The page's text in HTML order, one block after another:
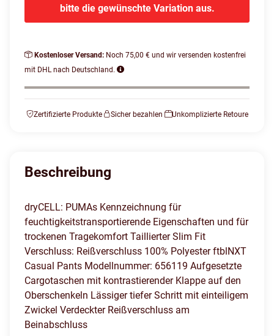
bitte die gewünschte Variation aus.
Kostenloser Versand: Noch 75,00 € und wir versenden kostenfrei
mit DHL nach Deutschland.
Zertifizierte Produkte Sicher bezahlen Unkomplizierte Retoure
Beschreibung
dryCELL: PUMAs Kennzeichnung für
feuchtigkeitstransportierende Eigenschaften und für
trockenen Tragekomfort Taillierter Slim Fit
Verschluss: Reißverschluss 100% Polyester ftblNXT
Casual Pants Modellnummer: 656119 Aufgesetzte
Cargotaschen mit kontrastierender Klappe auf den
Oberschenkeln Lässiger tiefer Schritt mit einteiligem
Zwickel Verdeckter Reißverschluss am
Beinabschluss